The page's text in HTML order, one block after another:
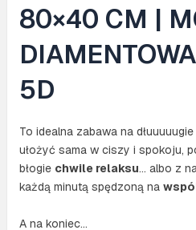
80×40 CM |
5D
To idealna zabawa na
ułożyć sama w ciszy i spokoju,
błogie chwile relaksu… albo z
każdą minutą spędzoną na
A na koniec…